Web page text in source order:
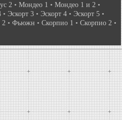
2 • Мондео 1 • Мондео 1 и 2 •
• Эскорт 3 • Эскорт 4 • Эскорт 5 •
2 • Фьюжн • Скорпио 1 • Скорпио 2 •